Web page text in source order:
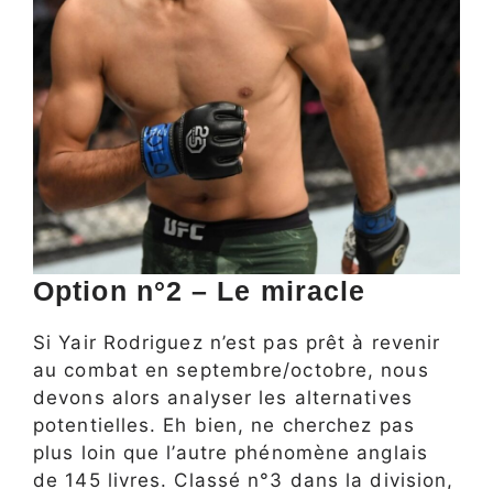
Option n°2 – Le miracle
Si Yair Rodriguez n’est pas prêt à revenir
au combat en septembre/octobre, nous
devons alors analyser les alternatives
potentielles. Eh bien, ne cherchez pas
plus loin que l’autre phénomène anglais
de 145 livres. Classé n°3 dans la division,